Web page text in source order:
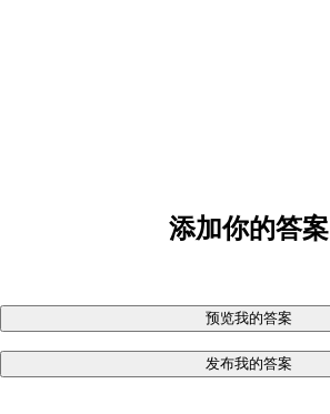
添加你的答案
预览我的答案
发布我的答案